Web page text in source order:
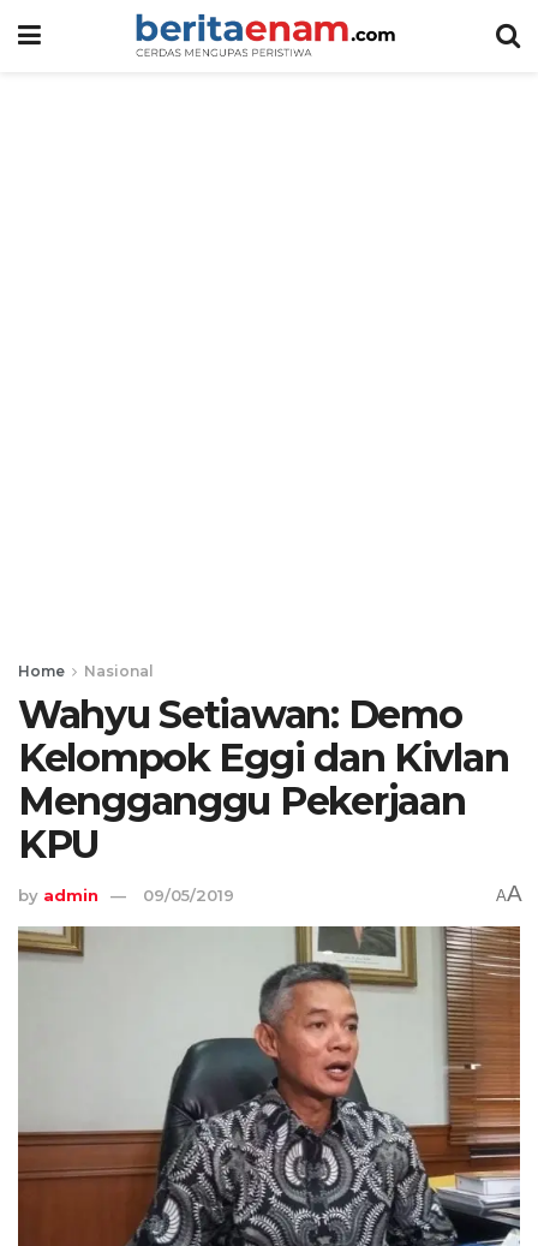
Home Nasional
Wahyu Setiawan: Demo
Kelompok Eggi dan Kivlan
Mengganggu Pekerjaan
KPU
by admin 09/05/2019 AA